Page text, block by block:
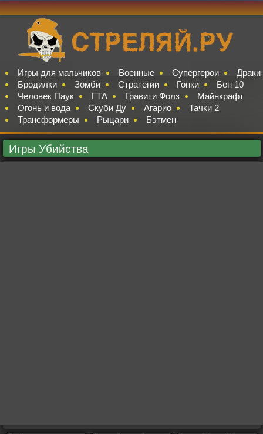
Игры для мальчиков Военные Супергерои
Драки
Бродилки
Зомби Стратегии Гонки
Бен 10
Человек Паук
ГТА Гравити Фолз
Майнкрафт
Огонь и вода
Скуби Ду Агарио
Тачки 2
Трансформеры
Рыцари Бэтмен
Игры Убийства